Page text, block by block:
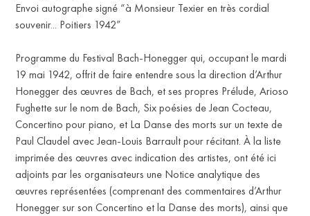
Envoi autographe signé “à Monsieur Texier en très cordial
souvenir... Poitiers 1942”
Programme du Festival Bach-Honegger qui, occupant le mardi
19 mai 1942, offrit de faire entendre sous la direction d’Arthur
Honegger des œuvres de Bach, et ses propres Prélude, Arioso
Fughette sur le nom de Bach, Six poésies de Jean Cocteau,
Concertino pour piano, et La Danse des morts sur un texte de
Paul Claudel avec Jean-Louis Barrault pour récitant. À la liste
imprimée des œuvres avec indication des artistes, ont été ici
adjoints par les organisateurs une Notice analytique des
œuvres représentées (comprenant des commentaires d’Arthur
Honegger sur son Concertino et la Danse des morts), ainsi que